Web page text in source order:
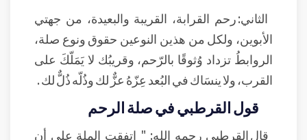
الثاني: رحم القرابة، القريبة والبعيدة، من جهتي
الأبوين، ولكل من هذين النوعين حقوق ونوع صلة،
الروابطُ تزداد وُثوقًا بالرّحم، وقريبُك لا يَمَلّكَ على
القرب، ولا ينسَاك في البُعد عِزّهُ عزٌّ لك وذُلّه ذُلٌّ لك .
قول القرطبي في صلة الرحم
قال القرطبي رحمه الله: " اتفقت الملة على أن